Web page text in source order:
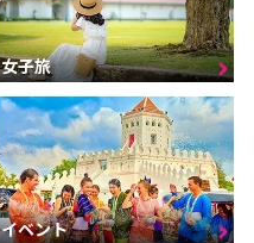
女子旅
イベント